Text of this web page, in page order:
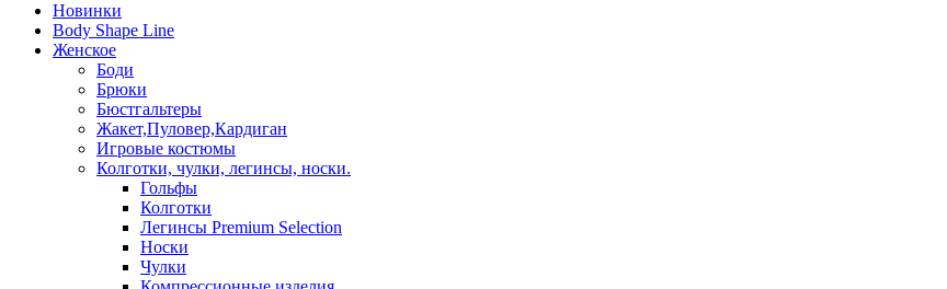
Новинки
Body Shape Line
Женское
Боди
Брюки
Бюстгальтеры
Жакет,Пуловер,Кардиган
Игровые костюмы
Колготки, чулки, легинсы, носки.
Гольфы
Колготки
Легинсы Premium Selection
Носки
Чулки